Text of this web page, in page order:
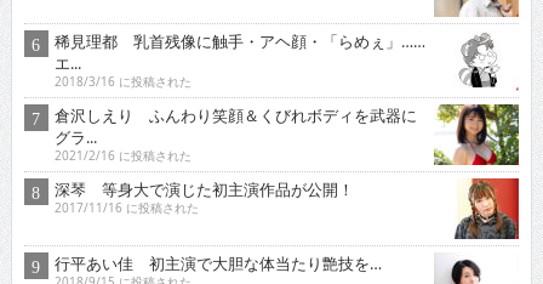
稀見理都 乳首残像に触手・アヘ顔・「らめぇ」……
エ...
2018/3/16 に投稿された
倉沢しえり ふんわり笑顔＆くびれボディを武器に
グラ...
2021/2/16 に投稿された
深琴 等身大で演じた初主演作品が公開！
2017/11/16 に投稿された
行平あい佳 初主演で大胆な体当たり艶技を…